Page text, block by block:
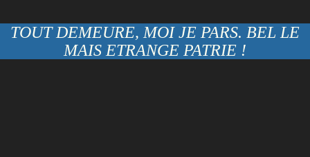
TOUT DEMEURE, MOI JE PARS. BEL LE
MAIS ETRANGE PATRIE !